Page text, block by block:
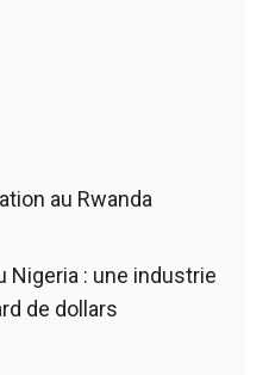
au Rwanda
Nigeria : une industrie
de dollars